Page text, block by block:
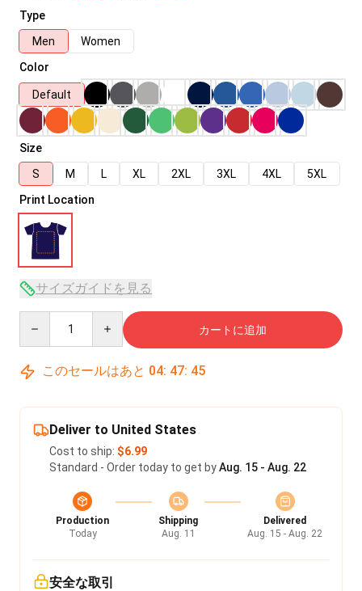
Type
Men
Women
Color
Default
Size
S
M L XL 2XL 3XL 4XL
5XL
Print Location
サイズガイドを見る
カートに追加
このセールはあと 04: 47: 45
Deliver to United States
Cost to ship: $6.99
Standard - Order today to get byAug. 15 - Aug. 22
Production
Today
Shipping
Aug. 11
Delivered
Aug. 15 - Aug. 22
安全な取引